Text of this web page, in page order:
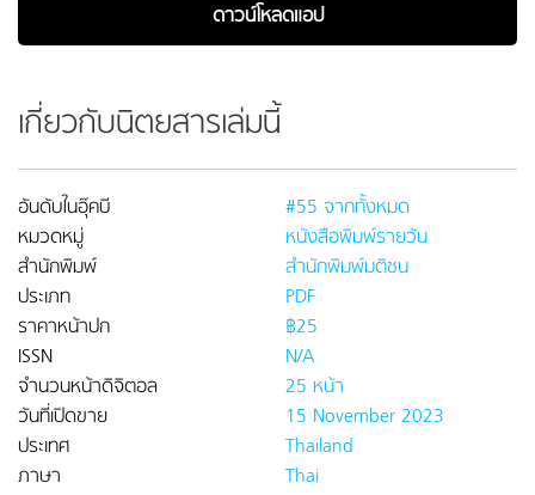
ดาวน์โหลดแอป
เกี่ยวกับนิตยสารเล่มนี้
อันดับในอุ๊คบี
#55 จากทั้งหมด
หมวดหมู่
หนังสือพิมพ์รายวัน
สำนักพิมพ์
สำนักพิมพ์มติชน
ประเภท
PDF
ราคาหน้าปก
฿25
ISSN
N/A
จำนวนหน้าดิจิตอล
25 หน้า
วันที่เปิดขาย
15 November 2023
ประเทศ
Thailand
ภาษา
Thai